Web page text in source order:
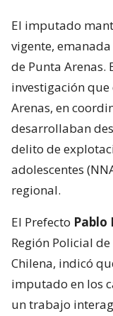
El imputado
vigente,
de Punta Arenas.
investigación que
Arenas, en
desarrollaban
delito de
adolescentes
regional.
El Prefecto Pablo
Región Policial
Chilena, indicó
imputado en los
un trabajo